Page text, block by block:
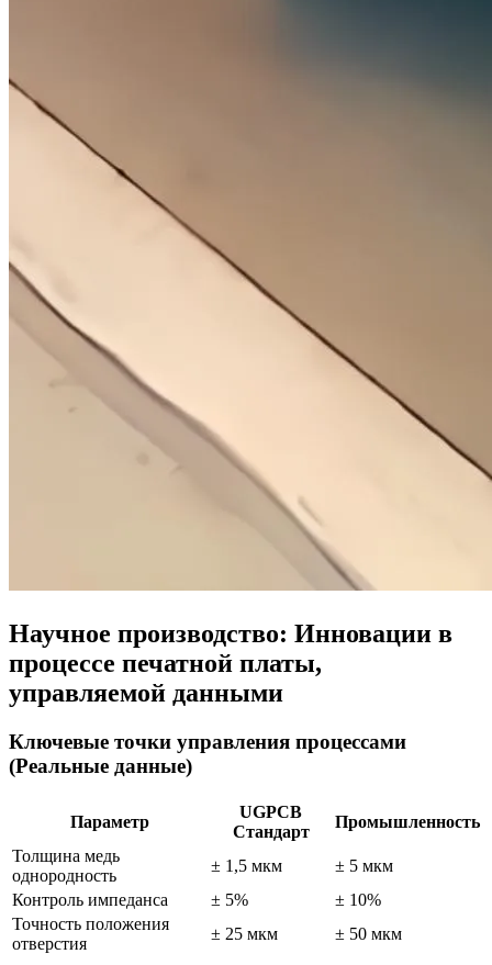
Научное производство: Инновации в
процессе печатной платы,
управляемой данными
Ключевые точки управления процессами
(Реальные данные)
Параметр
UGPCB
Стандарт
Промышленность
Толщина медь
однородность
± 1,5 мкм
± 5 мкм
Контроль импеданса
± 5%
± 10%
Точность положения
отверстия
± 25 мкм ± 50 мкм